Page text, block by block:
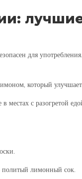
для
который улучшает
местах с разогретой
политый лимонный сок.